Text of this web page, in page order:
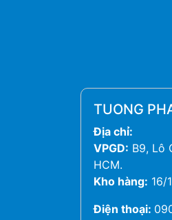
TUONG
Địa chỉ:
VPGD: B9, Lô
HCM.
Kho hàng: 16/
Điện thoại: